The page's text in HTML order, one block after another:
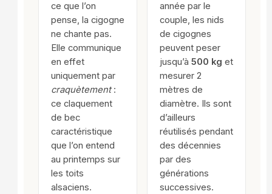
ce que l’on
pense, la cigogne
ne chante pas.
Elle communique
en effet
uniquement par
craquètement:
ce claquement
de bec
caractéristique
que l’on entend
au printemps sur
les toits
alsaciens.
année par le
couple, les nids
de cigognes
peuvent peser
jusqu’à 500 kg et
mesurer 2
mètres de
diamètre. Ils sont
d’ailleurs
réutilisés pendant
des décennies
par des
générations
successives.